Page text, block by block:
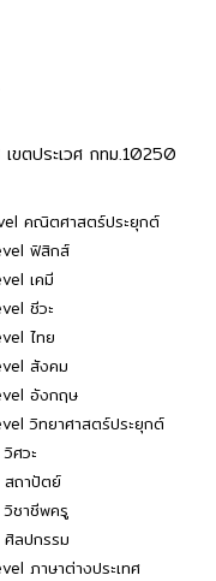
ขตประเวศ กทม.10250
คณิตศาสตร์ประยุกต์
ฟิสิกส์
เคมี
ชีวะ
ไทย
สังคม
อังกฤษ
วิทยาศาสตร์ประยุกต์
วิศวะ
สถาปัตย์
วิชาชีพครู
ศิลปกรรม
ภาษาต่างประเทศ